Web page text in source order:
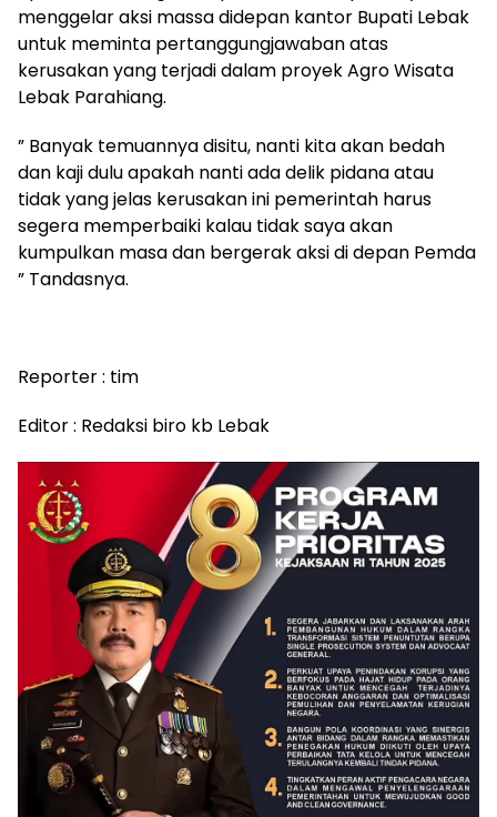
menggelar aksi massa didepan kantor Bupati Lebak
untuk meminta pertanggungjawaban atas
kerusakan yang terjadi dalam proyek Agro Wisata
Lebak Parahiang.
” Banyak temuannya disitu, nanti kita akan bedah
dan kaji dulu apakah nanti ada delik pidana atau
tidak yang jelas kerusakan ini pemerintah harus
segera memperbaiki kalau tidak saya akan
kumpulkan masa dan bergerak aksi di depan Pemda
” Tandasnya.
Reporter : tim
Editor : Redaksi biro kb Lebak